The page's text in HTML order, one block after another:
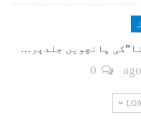
پانچویں جلدپر…